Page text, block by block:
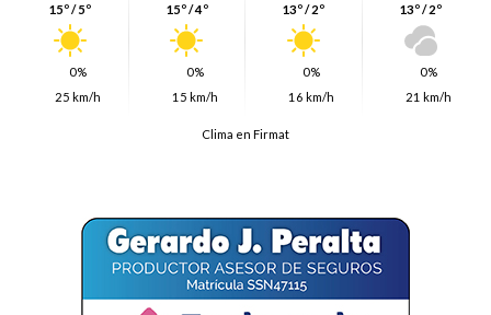
15º / 5º
0%
25 km/h
15º / 4º
0%
15 km/h
13º / 2º
0%
16 km/h
13º / 2º
0%
21 km/h
Clima en Firmat